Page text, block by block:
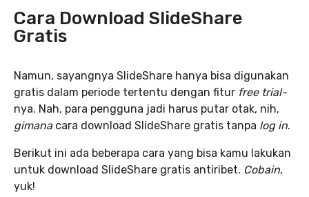
Cara Download SlideShare
Gratis
Namun, sayangnya SlideShare hanya bisa digunakan
gratis dalam periode tertentu dengan fitur free trial-
nya. Nah, para pengguna jadi harus putar otak, nih,
gimanacara download SlideShare gratis tanpa log in.
Berikut ini ada beberapa cara yang bisa kamu lakukan
untuk download SlideShare gratis antiribet. Cobain,
yuk!